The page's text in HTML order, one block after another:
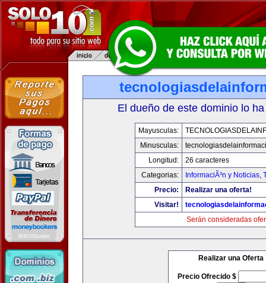
El dueño de este dominio lo
Mayusculas:
Minusculas:
Longitud:
26 caracteres
Categorias:
InformaciÃ³n y Noticias,
Precio:
Realizar una oferta!
Visitar!
Serán consideradas
Realizar una Oferta
Precio Ofrecido $